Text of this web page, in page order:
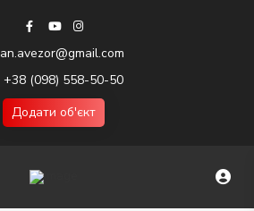
an.avezor@gmail.com
+38 (098) 558-50-50
Додати об'єкт